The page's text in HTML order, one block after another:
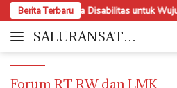
Langsung
ke
konten
Berita Terbaru
Perda Disabilitas untuk Wujudkan
SALURANSATU.
Moderat
Forum RT RW dan LMK